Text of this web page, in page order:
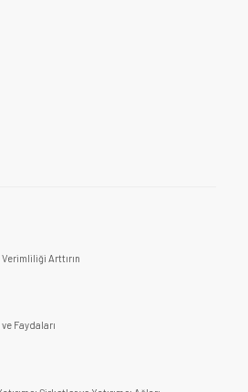
Verimliliği Arttırın
Faydaları